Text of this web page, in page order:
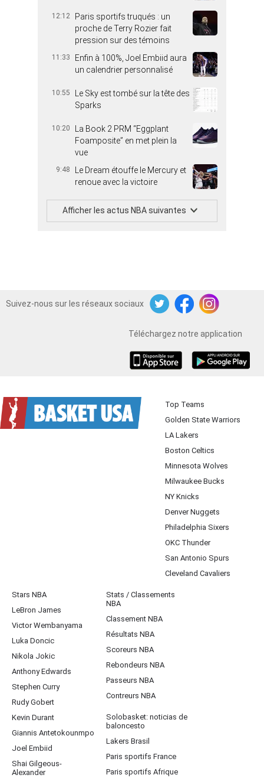
12:12
Paris sportifs truqués : un
proche de Terry Rozier fait
pression sur des témoins
11:33
Enfin à 100%, Joel Embiid aura
un calendrier personnalisé
10:55
Le Sky est tombé sur la tête des
Sparks
10:20
La Book 2 PRM “Eggplant
Foamposite” en met plein la
vue
9:48
Le Dream étouffe le Mercury et
renoue avec la victoire
Afficher les actus NBA suivantes
Suivez-nous sur les réseaux sociaux
TwitterFacebookInstagram
Téléchargez notre application
Top Teams
Golden State Warriors
LA Lakers
Boston Celtics
Minnesota Wolves
Milwaukee Bucks
NY Knicks
Denver Nuggets
Philadelphia Sixers
OKC Thunder
San Antonio Spurs
Cleveland Cavaliers
Stars NBA
LeBron James
Victor Wembanyama
Luka Doncic
Nikola Jokic
Anthony Edwards
Stephen Curry
Rudy Gobert
Kevin Durant
Giannis Antetokounmpo
Joel Embiid
Shai Gilgeous-
Alexander
Stats / Classements
NBA
Classement NBA
Résultats NBA
Scoreurs NBA
Rebondeurs NBA
Passeurs NBA
Contreurs NBA
Solobasket: noticias de
baloncesto
Lakers Brasil
Paris sportifs France
Paris sportifs Afrique